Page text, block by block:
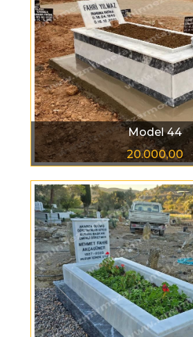
Model 44
20.000,00